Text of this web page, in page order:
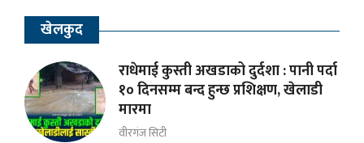
खेलकुद
राधेमाई कुस्ती अखडाको दुर्दशा : पानी पर्दा
१० दिनसम्म बन्द हुन्छ प्रशिक्षण, खेलाडी
मारमा
वीरगंज सिटी